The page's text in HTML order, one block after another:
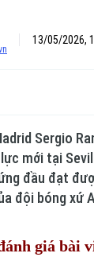
13/05/2026,
Sergio
mới tại
đầu đạt
đội bóng xứ
giá bài